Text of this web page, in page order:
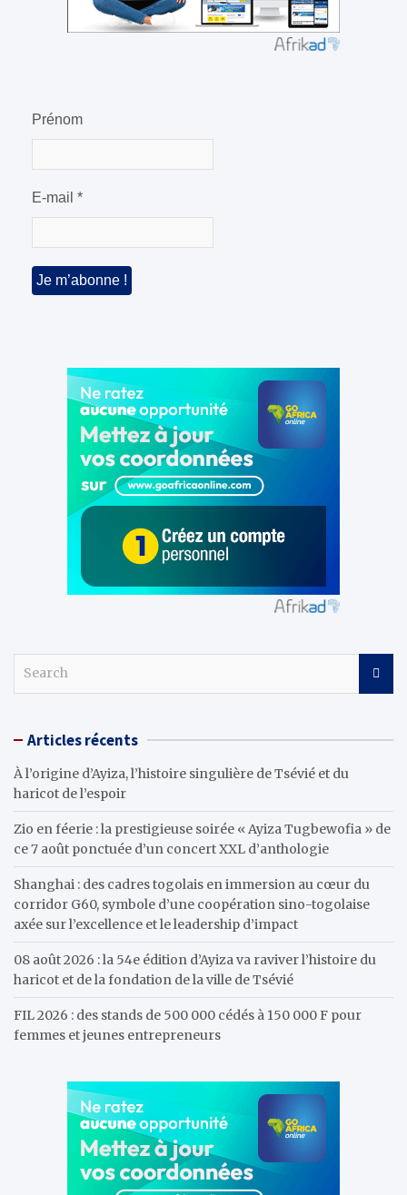
Prénom
E-mail *
c
h
Articles récents
À l’origine d’Ayiza, l’histoire singulière de Tsévié et du
haricot de l’espoir
Zio en féerie : la prestigieuse soirée « Ayiza Tugbewofia » de
ce 7 août ponctuée d’un concert XXL d’anthologie
Shanghai : des cadres togolais en immersion au cœur du
corridor G60, symbole d’une coopération sino-togolaise
axée sur l’excellence et le leadership d’impact
08 août 2026 : la 54e édition d’Ayiza va raviver l’histoire du
haricot et de la fondation de la ville de Tsévié
FIL 2026 : des stands de 500 000 cédés à 150 000 F pour
femmes et jeunes entrepreneurs